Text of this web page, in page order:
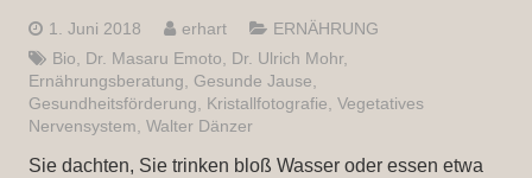
1. Juni 2018 erhart
ERNÄHRUNG
Bio
Dr. Masaru Emoto Dr. Ulrich Mohr,
Ernährungsberatung
Gesunde Jause
Gesundheitsförderung
Kristallfotografie Vegetatives
Nervensystem Walter Dänzer
Sie dachten, Sie trinken bloß Wasser oder essen etwa